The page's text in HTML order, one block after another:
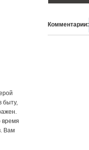
быту,
время
Вам
Комментарии: